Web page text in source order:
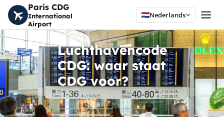
Paris CDG
International
Airport
Nederlands
Home
Luchthavencode
CDG: waar staat
CDG voor?